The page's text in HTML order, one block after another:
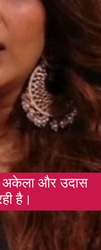
अकेला और उदास
है।